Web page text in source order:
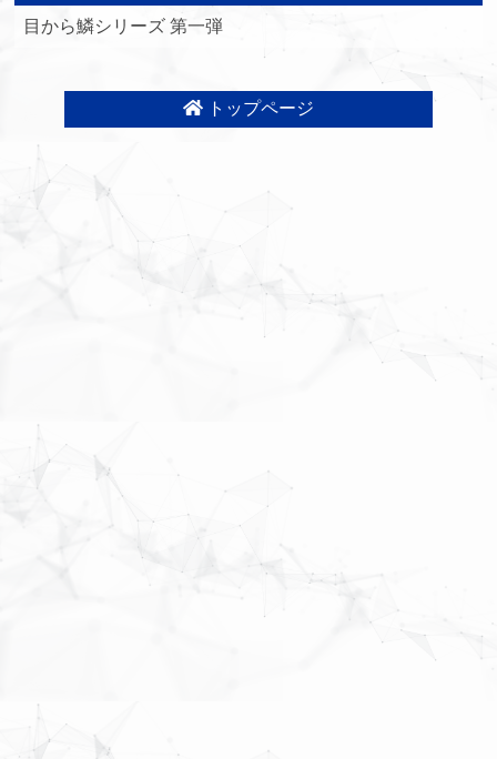
目から鱗シリーズ 第一弾
トップページ